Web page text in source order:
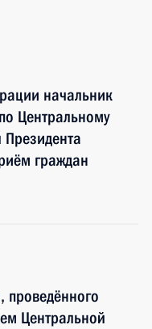
начальник
Центральному
граждан
проведённого
Центральной